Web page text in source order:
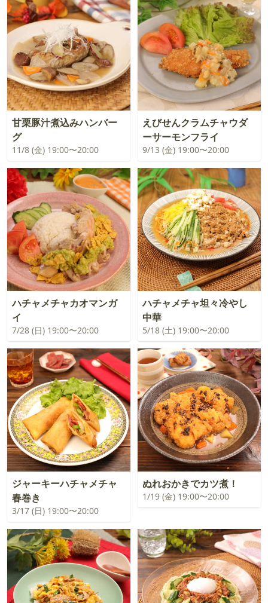
甘栗豚汁煮込みハンバー
グ
11/8 (金) 19:00〜20:00
えびせんクラムチャウダ
ーサーモンフライ
9/13 (金) 19:00〜20:00
ハチャメチャカオマンガ
イ
7/28 (日) 19:00〜20:00
ハチャメチャ坦々冷やし
中華
5/18 (土) 19:00〜20:00
ジャーキーハチャメチャ
春巻き
3/17 (日) 19:00〜20:00
ぬれおかきでカツ煮！
1/19 (金) 19:00〜20:00